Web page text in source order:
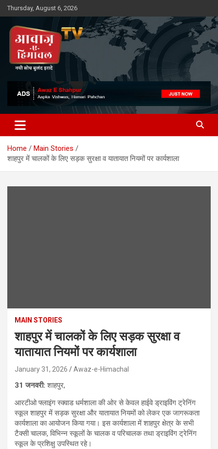
Skip
to
content
Thursday, August 6, 2026
Awaz-E-Shahpur
Home
Main Stories
शाहपुर में चालकों के लिए सड़क सुरक्षा व यातायात नियमों पर कार्यशाला
MAIN STORIES
शाहपुर में चालकों के लिए सड़क सुरक्षा व
यातायात नियमों पर कार्यशाला
January 31, 2026 Awaz-e-Himachal
31 जनवरी:शाहपुर,
आरटीओ फ्लाइंग स्क्वाड धर्मशाला की ओर से केवल हाईवे ड्राइविंग ट्रेनिंग
स्कूल शाहपुर में सड़क सुरक्षा और यातायात नियमों को लेकर एक जागरूकता
कार्यशाला का आयोजन किया गया। इस कार्यशाला में शाहपुर क्षेत्र के सभी
टैक्सी चालक, विभिन्न स्कूलों के चालक व परिचालक तथा ड्राइविंग ट्रेनिंग
स्कूल के प्रशिक्षु उपस्थित रहे।